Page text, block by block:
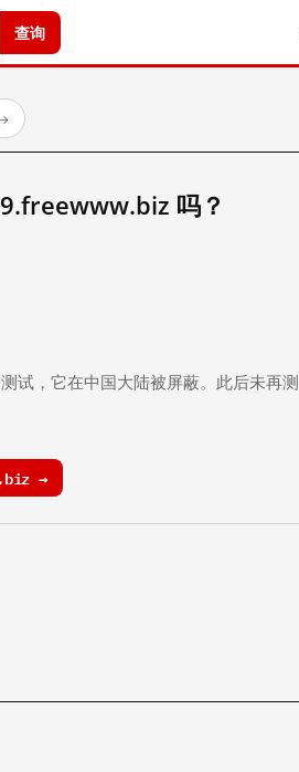
查询
→
吗？
试，它在中国大陆被屏蔽。此后未再测
→